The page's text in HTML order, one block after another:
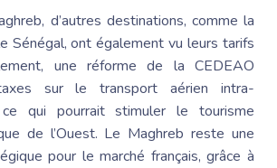
d’autres destinations, comme la
Sénégal, ont également vu leurs tarifs
une réforme de la CEDEAO
sur le transport aérien intra-
ce qui pourrait stimuler le tourisme
de l’Ouest. Le Maghreb reste une
pour le marché français, grâce à